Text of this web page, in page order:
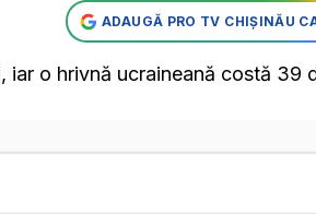
ADAUGĂ PRO TV CHIȘINĂU
iar o hrivnă ucraineană costă 39